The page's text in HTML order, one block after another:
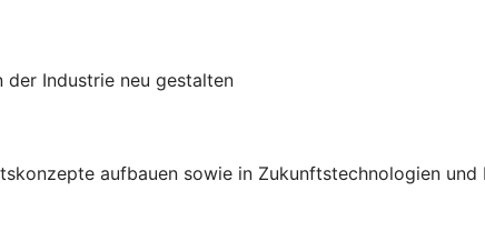
der Industrie neu gestalten
aufbauen sowie in Zukunftstechnologien